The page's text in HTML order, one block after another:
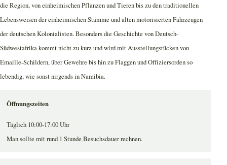
die Region, von einheimischen Pflanzen und Tieren bis zu den traditionellen
Lebensweisen der einheimischen Stämme und alten motorisierten Fahrzeugen
der deutschen Kolonialisten. Besonders die Geschichte von Deutsch-
Südwestafrika kommt nicht zu kurz und wird mit Ausstellungstücken von
Emaille-Schildern, über Gewehre bis hin zu Flaggen und Offiziersorden so
lebendig, wie sonst nirgends in Namibia.
Öffnungszeiten
Täglich 10:00-17:00 Uhr
Man sollte mit rund 1 Stunde Besuchsdauer rechnen.